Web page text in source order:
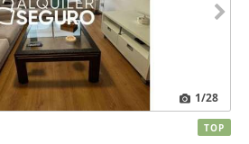
1/28
TOP